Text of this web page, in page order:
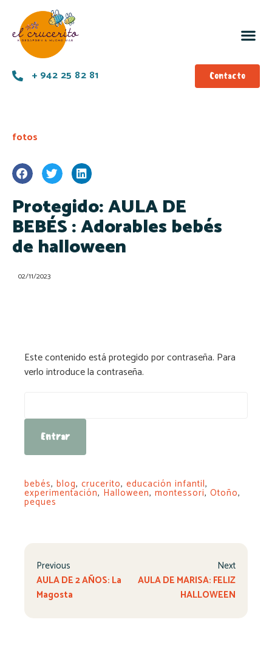
+ 942 25 82 81 Contacto
fotos
Protegido: AULA DE
BEBÉS : Adorables bebés
de halloween
02/11/2023
Este contenido está protegido por contraseña. Para
verlo introduce la contraseña.
bebés, blog, crucerito, educación infantil,
experimentación, Halloween, montessori, Otoño,
peques
Previous
AULA DE 2 AÑOS: La
Magosta
Next
AULA DE MARISA: FELIZ
HALLOWEEN